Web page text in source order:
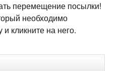
перемещение посылки!
необходимо
и кликните на него.